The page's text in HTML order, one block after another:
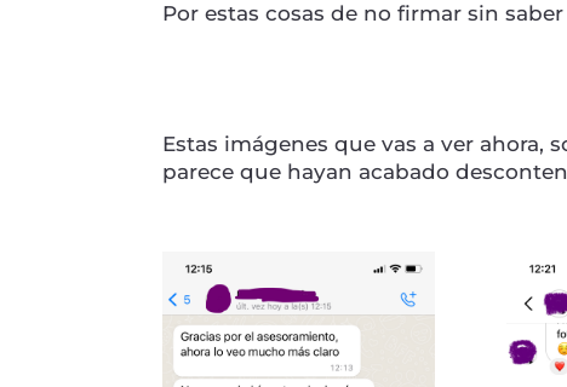
Por estas cosas de no firmar sin
Estas imágenes que vas a ver ahora,
parece que hayan acabado